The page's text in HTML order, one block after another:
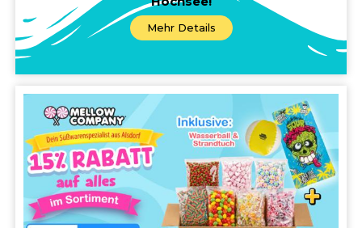
Mehr Details